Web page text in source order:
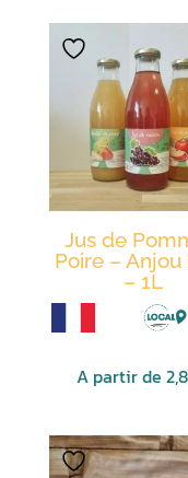
Jus de
Poire – Anjou
– 1L
A partir de
produit
a